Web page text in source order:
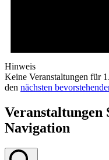
Hinweis
Keine Veranstaltungen für
den nächsten
Veranstaltungen
Navigation